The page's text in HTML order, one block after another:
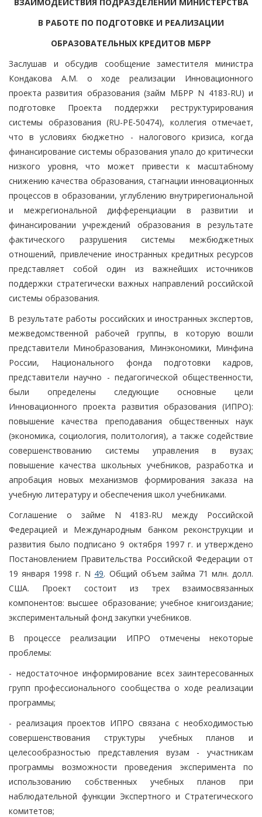
В РАБОТЕ ПО ПОДГОТОВКЕ И РЕАЛИЗАЦИИ
ОБРАЗОВАТЕЛЬНЫХ КРЕДИТОВ МБРР
Заслушав и обсудив сообщение заместителя министра
Кондакова А.М. о ходе реализации Инновационного
проекта развития образования (займ МБРР N 4183-RU) и
подготовке Проекта поддержки реструктурирования
системы образования (RU-PE-50474), коллегия отмечает,
что в условиях бюджетно - налогового кризиса, когда
финансирование системы образования упало до критически
низкого уровня, что может привести к масштабному
снижению качества образования, стагнации инновационных
процессов в образовании, углублению внутрирегиональной
и межрегиональной дифференциации в развитии и
финансировании учреждений образования в результате
фактического разрушения системы межбюджетных
отношений, привлечение иностранных кредитных ресурсов
представляет собой один из важнейших источников
поддержки стратегически важных направлений российской
системы образования.
В результате работы российских и иностранных экспертов,
межведомственной рабочей группы, в которую вошли
представители Минобразования, Минэкономики, Минфина
России, Национального фонда подготовки кадров,
представители научно - педагогической общественности,
были определены следующие основные цели
Инновационного проекта развития образования (ИПРО):
повышение качества преподавания общественных наук
(экономика, социология, политология), а также содействие
совершенствованию системы управления в вузах;
повышение качества школьных учебников, разработка и
апробация новых механизмов формирования заказа на
учебную литературу и обеспечения школ учебниками.
Соглашение о займе N 4183-RU между Российской
Федерацией и Международным банком реконструкции и
развития было подписано 9 октября 1997 г. и утверждено
Постановлением Правительства Российской Федерации от
19 января 1998 г. N 49. Общий объем займа 71 млн. долл.
США. Проект состоит из трех взаимосвязанных
компонентов: высшее образование; учебное книгоиздание;
экспериментальный фонд закупки учебников.
В процессе реализации ИПРО отмечены некоторые
проблемы:
- недостаточное информирование всех заинтересованных
групп профессионального сообщества о ходе реализации
программы;
- реализация проектов ИПРО связана с необходимостью
совершенствования структуры учебных планов и
целесообразностью представления вузам - участникам
программы возможности проведения эксперимента по
использованию собственных учебных планов при
наблюдательной функции Экспертного и Стратегического
комитетов;